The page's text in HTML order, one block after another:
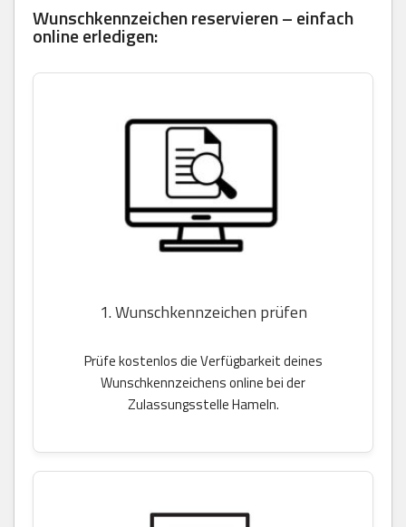
Wunschkennzeichen reservieren – einfach
online erledigen:
1. Wunschkennzeichen prüfen
Prüfe kostenlos die Verfügbarkeit deines
Wunschkennzeichens online bei der
Zulassungsstelle Hameln.